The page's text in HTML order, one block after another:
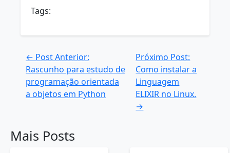
Tags:
← Post Anterior:
Rascunho para estudo de
programação orientada
a objetos em Python
Próximo Post:
Como instalar a
Linguagem
ELIXIR no Linux.
→
Mais Posts